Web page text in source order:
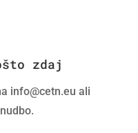
zdaj
info@cetn.eu ali